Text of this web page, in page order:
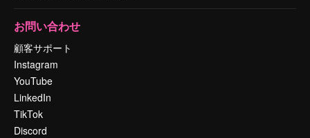
お問い合わせ
顧客サポート
Instagram
YouTube
LinkedIn
TikTok
Discord